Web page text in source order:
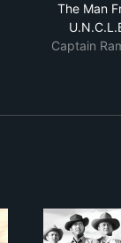
The Man
Captain